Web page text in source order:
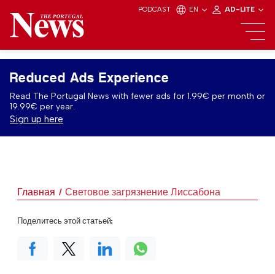
PODCAST EN AD-LITE
Reduced Ads Experience
Read The Portugal News with fewer ads for 1.99€ per month or
19.99€ per year.
Sign up here
Главная Световое загрязнение Лиссабона
Поделитесь этой статьей: